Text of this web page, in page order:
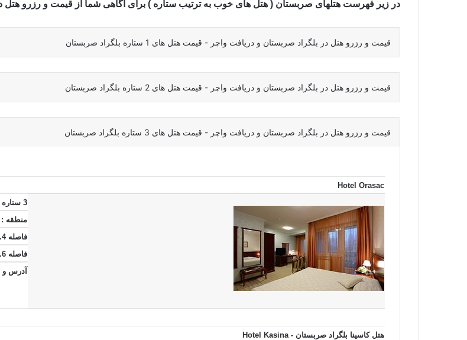
در زیر فهرست هتلهای صربستان ( هتل های خوب به ترتیب ستاره ) برای آگاهی شما ازقیمت و رزرو هتل
قیمت و رزرو هتل در بلگراد صربستان و دریافت واچر - قیمت هتل های 1 ستاره بلگراد صربستان
قیمت و رزرو هتل در بلگراد صربستان و دریافت واچر - قیمت هتل های 2 ستاره بلگراد صربستان
قیمت و رزرو هتل در بلگراد صربستان و دریافت واچر - قیمت هتل های 3 ستاره بلگراد صربستان
Hotel Orasac
3 ستاره
منطقه :
فاصله 1.4 مایلی تا مرکز شهر
فاصله 8.6 مایلی تا فرودگاه بلگراد
آدرس و
هتل کاسینا بلگراد صربستان - Hotel Kasina